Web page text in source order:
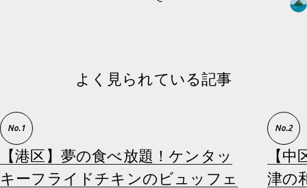
よく見られている記事
【港区】夢の食べ放題！ケンタッ
キーフライドチキンのビュッフェ
【
津の